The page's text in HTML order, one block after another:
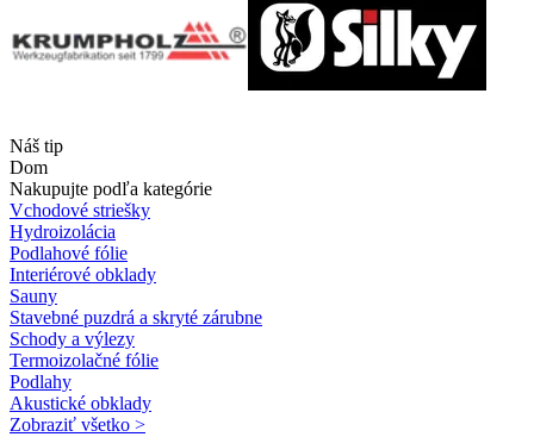
Náš tip
Dom
Nakupujte podľa kategórie
Vchodové striešky
Hydroizolácia
Podlahové fólie
Interiérové obklady
Sauny
Stavebné puzdrá a skryté zárubne
Schody a výlezy
Termoizolačné fólie
Podlahy
Akustické obklady
Zobraziť všetko >